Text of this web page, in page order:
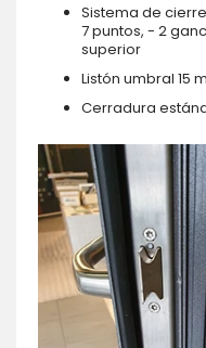
Sistema de
7 puntos, - 2
superior
Listón umbral 15
Cerradura